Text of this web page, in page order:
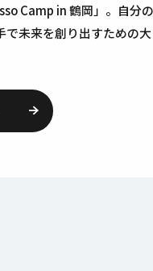
Camp in 鶴岡」。自分
未来を創り出すための